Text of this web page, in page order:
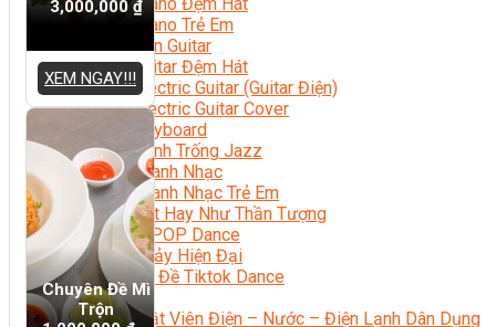
Học Piano Trẻ Em
Học Đàn Guitar
Học Guitar Đệm Hát
Học Electric Guitar (Guitar Điện)
Học Electric Guitar Cover
Học Keyboard
Học Đánh Trống Jazz
Học Thanh Nhạc
Học Thanh Nhạc Trẻ Em
Học Hát Hay Như Thần Tượng
Học K-POP Dance
Học Nhảy Hiện Đại
Chuyên Đề Tiktok Dance
Kỹ Thuật – Công Nghệ
Kỹ Thuật Viên Điện – Nước – Điện Lạnh Dân Dụng
3,000,000₫
XEM NGAY!!!
Chuyên Đề Mì
Trộn